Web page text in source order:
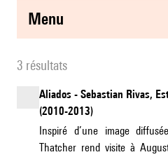
menu
3 résultats
Aliados - Sebastian Rivas,
(2010-2013)
Inspiré d’une image
Thatcher rend visite à